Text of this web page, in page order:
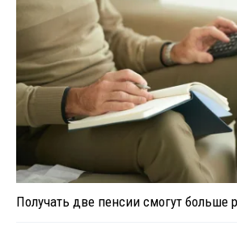
Получать две пенсии смогут больше